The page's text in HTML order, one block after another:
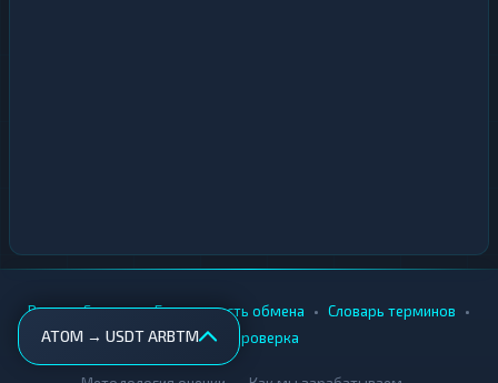
ATOM → USDT ARBTM
Вики • Города • Безопасность обмена • Словарь терминов •
AML-проверка